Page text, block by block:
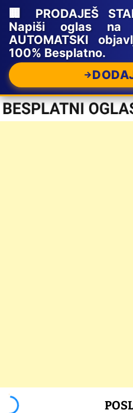
🏢 PRODAJEŠ
Napiši oglas na
AUTOMATSKI
100% Besplatno.